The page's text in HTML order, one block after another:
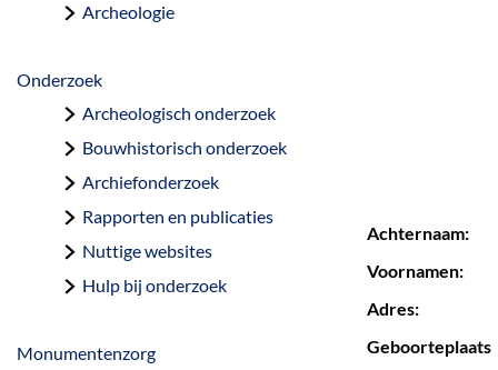
Archeologie
Onderzoek
Archeologisch onderzoek
Bouwhistorisch onderzoek
Archiefonderzoek
Rapporten en publicaties
Nuttige websites
Hulp bij onderzoek
Monumentenzorg
Achternaam:
Voornamen:
Adres:
Geboorteplaats